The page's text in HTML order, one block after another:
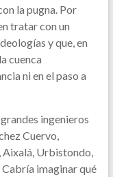
la pugna. Por
tratar con un
y que, en
cuenca
ni en el paso a
ingenieros
Cuervo,
Aixalá, Urbistondo,
imaginar qué